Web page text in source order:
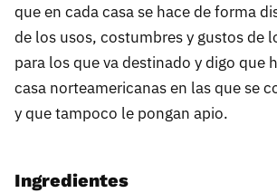
que en cada casa se hace de forma
de los usos, costumbres y gustos de
para los que va destinado y digo que
casa norteamericanas en las que se
y que tampoco le pongan apio.
Ingredientes